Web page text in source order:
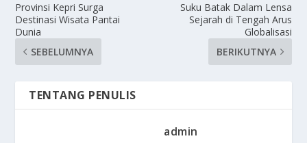
Provinsi Kepri Surga
Destinasi Wisata Pantai
Dunia
SEBELUMNYA
Suku Batak Dalam Lensa
Sejarah di Tengah Arus
Globalisasi
BERIKUTNYA
TENTANG PENULIS
admin